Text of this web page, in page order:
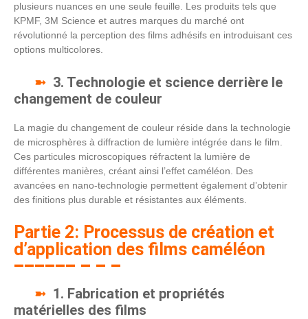
plusieurs nuances en une seule feuille. Les produits tels que
KPMF, 3M Science et autres marques du marché ont
révolutionné la perception des films adhésifs en introduisant ces
options multicolores.
3. Technologie et science derrière le
changement de couleur
La magie du changement de couleur réside dans la technologie
de microsphères à diffraction de lumière intégrée dans le film.
Ces particules microscopiques réfractent la lumière de
différentes manières, créant ainsi l’effet caméléon. Des
avancées en nano-technologie permettent également d’obtenir
des finitions plus durable et résistantes aux éléments.
Partie 2: Processus de création et
d’application des films caméléon
1. Fabrication et propriétés
matérielles des films